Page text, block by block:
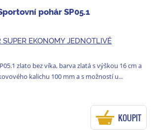
pohár SP05.1
SUPER EKONOMY JEDNOTLIVĚ
zlato bez víka, barva zlatá s výškou 16 cm a
kalichu 100 mm a s možností u...
KOUPIT